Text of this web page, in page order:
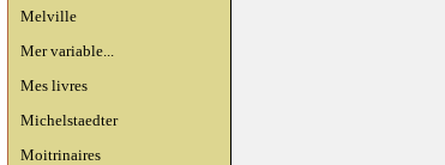
Melville
Mer variable...
Mes livres
Michelstaedter
Moitrinaires